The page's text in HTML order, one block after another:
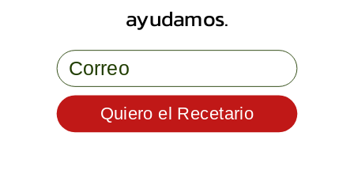
ayudamos.
Email
Quiero el Recetario